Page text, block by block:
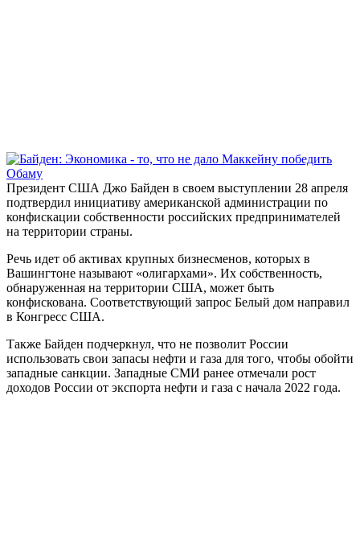
Президент США Джо Байден в своем выступлении 28 апреля
подтвердил инициативу американской администрации по
конфискации собственности российских предпринимателей
на территории страны.
Речь идет об активах крупных бизнесменов, которых в
Вашингтоне называют «олигархами». Их собственность,
обнаруженная на территории США, может быть
конфискована. Соответствующий запрос Белый дом направил
в Конгресс США.
Также Байден подчеркнул, что не позволит России
использовать свои запасы нефти и газа для того, чтобы обойти
западные санкции. Западные СМИ ранее отмечали рост
доходов России от экспорта нефти и газа с начала 2022 года.